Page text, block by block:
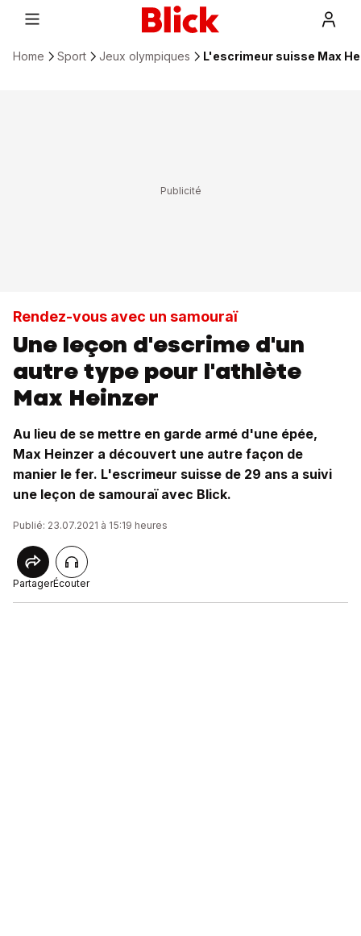
Home Sport Jeux olympiques L'escrimeur suisse Max
Rendez-vous avec un samouraï
Une leçon d'escrime d'un
autre type pour l'athlète
Max Heinzer
Au lieu de se mettre en garde armé d'une épée,
Max Heinzer a découvert une autre façon de
manier le fer. L'escrimeur suisse de 29 ans a suivi
une leçon de samouraï avec Blick.
Publié: 23.07.2021 à 15:19 heures
PartagerÉcouter